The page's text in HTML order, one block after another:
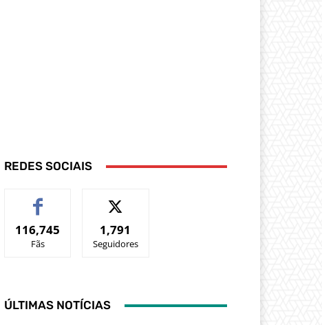
REDES SOCIAIS
116,745
Fãs
1,791
Seguidores
ÚLTIMAS NOTÍCIAS